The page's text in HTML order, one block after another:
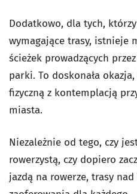
Dodatkowo, dla tych,
wymagające trasy, istnieje
ścieżek prowadzących
parki. To doskonała
fizyczną z kontemplacją
miasta.
Niezależnie od tego, czy
rowerzystą, czy dopiero
jazdą na rowerze, trasy